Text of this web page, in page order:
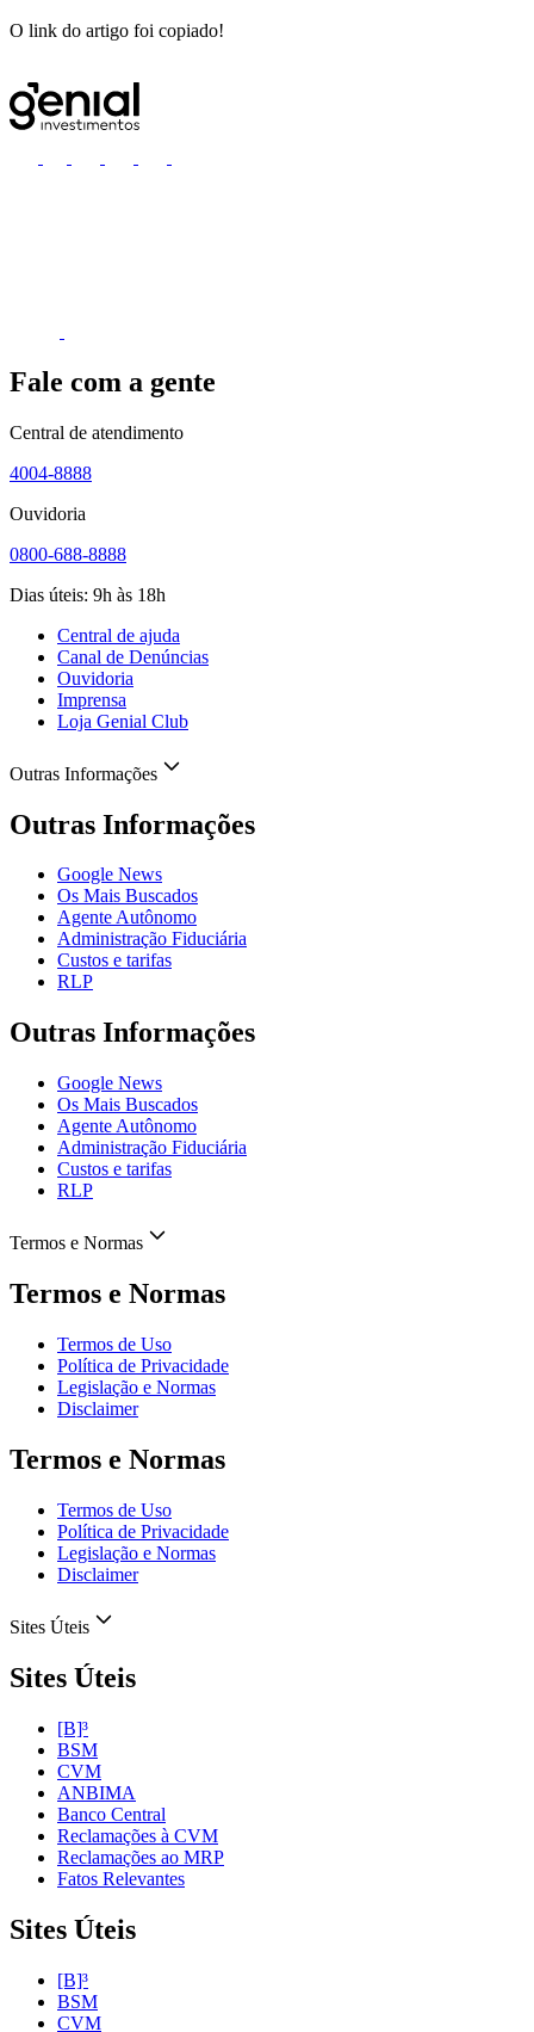
O link do artigo foi copiado!
Fale com a gente
Central de atendimento
4004-8888
Ouvidoria
0800-688-8888
Dias úteis: 9h às 18h
Central de ajuda
Canal de Denúncias
Ouvidoria
Imprensa
Loja Genial Club
Outras Informações
Outras Informações
Google News
Os Mais Buscados
Agente Autônomo
Administração Fiduciária
Custos e tarifas
RLP
Outras Informações
Google News
Os Mais Buscados
Agente Autônomo
Administração Fiduciária
Custos e tarifas
RLP
Termos e Normas
Termos e Normas
Termos de Uso
Política de Privacidade
Legislação e Normas
Disclaimer
Termos e Normas
Termos de Uso
Política de Privacidade
Legislação e Normas
Disclaimer
Sites Úteis
Sites Úteis
[B]³
BSM
CVM
ANBIMA
Banco Central
Reclamações à CVM
Reclamações ao MRP
Fatos Relevantes
Sites Úteis
[B]³
BSM
CVM